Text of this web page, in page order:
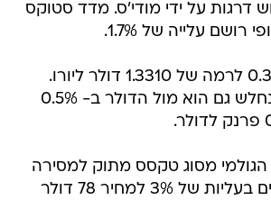
דרגות על ידי מודי'ס. מדד סטוקס
היורו נחלש ב-0.3% לרמה של 1.3310 דולר ליורו.
הפרנק השווייצי נחלש גם הוא מול הדולר ב- 0.5%
הגולמי מסוג טקסס מתוק למסירה
באוקטובר נסחרים בעליות של 3% למחיר 78 דולר